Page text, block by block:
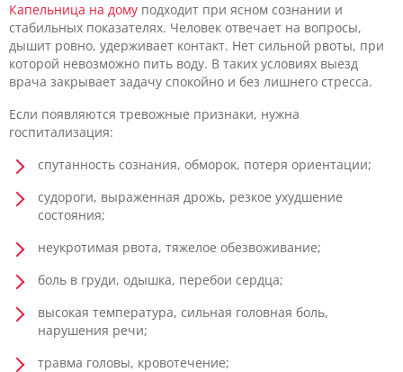
Капельница на дому подходит при ясном сознании и
стабильных показателях. Человек отвечает на вопросы,
дышит ровно, удерживает контакт. Нет сильной рвоты, при
которой невозможно пить воду. В таких условиях выезд
врача закрывает задачу спокойно и без лишнего стресса.
Если появляются тревожные признаки, нужна
госпитализация:
спутанность сознания, обморок, потеря ориентации;
судороги, выраженная дрожь, резкое ухудшение
состояния;
неукротимая рвота, тяжелое обезвоживание;
боль в груди, одышка, перебои сердца;
высокая температура, сильная головная боль,
нарушения речи;
травма головы, кровотечение;